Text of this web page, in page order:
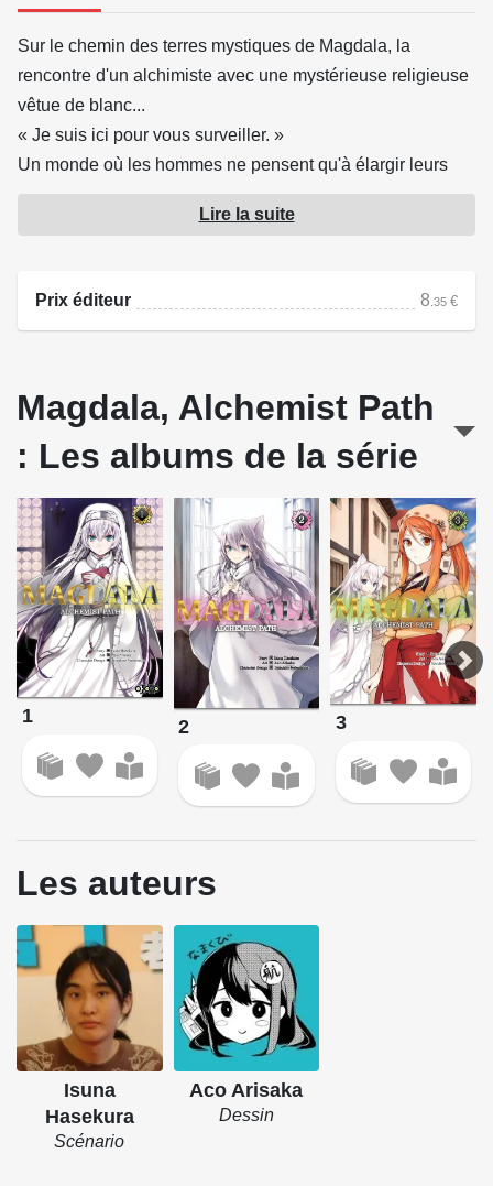
Sur le chemin des terres mystiques de Magdala, la
rencontre d'un alchimiste avec une mystérieuse religieuse
vêtue de blanc...
« Je suis ici pour vous surveiller. »
Un monde où les hommes ne pensent qu'à élargir leurs
conquêtes par la découverte de nouvelles techniques...
C'est à cette époque que l'alchimiste Kûsla rencontre une
dernière cache un invraisemblable secret...
Lire la suite
Prix éditeur 8 .35 €
Magdala, Alchemist Path
: Les albums de la série
1 2 3
Les auteurs
Isuna
Hasekura
Scénario
Aco Arisaka
Dessin